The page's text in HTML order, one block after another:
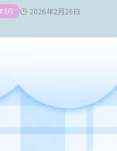
3月 2026年2月26日